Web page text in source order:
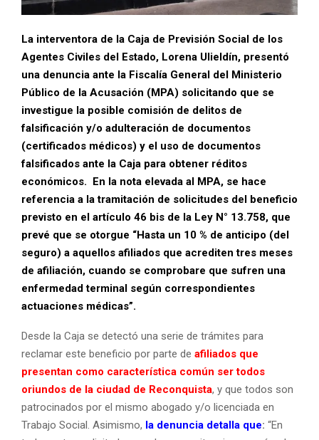
La interventora de la Caja de Previsión Social de los
Agentes Civiles del Estado, Lorena Ulieldín, presentó
una denuncia ante la Fiscalía General del Ministerio
Público de la Acusación (MPA) solicitando que se
investigue la posible comisión de delitos de
falsificación y/o adulteración de documentos
(certificados médicos) y el uso de documentos
falsificados ante la Caja para obtener réditos
económicos. En la nota elevada al MPA, se hace
referencia a la tramitación de solicitudes del beneficio
previsto en el artículo 46 bis de la Ley N° 13.758, que
prevé que se otorgue “Hasta un 10 % de anticipo (del
seguro) a aquellos afiliados que acrediten tres meses
de afiliación, cuando se comprobare que sufren una
enfermedad terminal según correspondientes
actuaciones médicas”.
Desde la Caja se detectó una serie de trámites para
reclamar este beneficio por parte de afiliados que
presentan como característica común ser todos
oriundos de la ciudad de Reconquista, y que todos son
patrocinados por el mismo abogado y/o licenciada en
Trabajo Social. Asimismo, la denuncia detalla que: “En